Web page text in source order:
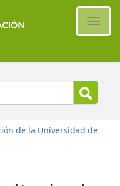
de la Universidad de